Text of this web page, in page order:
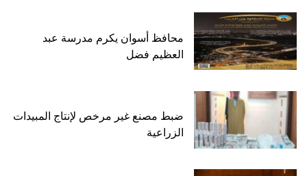
محافظ أسوان يكرم مدرسة عبد
العظيم فضل
ضبط مصنع غير مرخص لإنتاج المبيدات
الزراعية